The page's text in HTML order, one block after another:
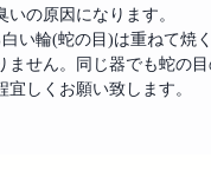
の原因になります。
い輪(蛇の目)は重ねて焼
ません。同じ器でも蛇の
宜しくお願い致します。